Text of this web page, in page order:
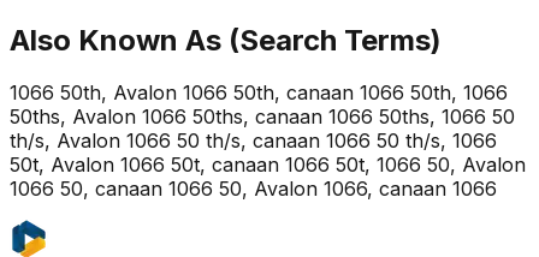
Also Known As (Search Terms)
1066 50th, Avalon 1066 50th, canaan 1066 50th, 1066
50ths, Avalon 1066 50ths, canaan 1066 50ths, 1066 50
th/s, Avalon 1066 50 th/s, canaan 1066 50 th/s, 1066
50t, Avalon 1066 50t, canaan 1066 50t, 1066 50, Avalon
1066 50, canaan 1066 50, Avalon 1066, canaan 1066